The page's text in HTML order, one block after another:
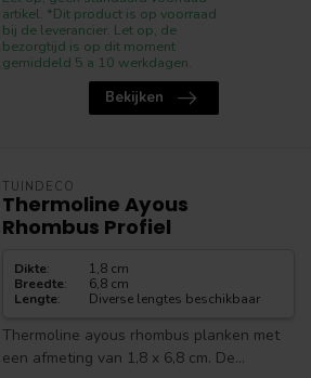
artikel. *Dit product is op voorraad
bij de leverancier. Let op, de
bezorgtijd is op dit moment
gemiddeld 5 a 10 werkdagen.
Bekijken
TUINDECO
Thermoline Ayous
Rhombus Profiel
Dikte:
1,8 cm
Breedte:
6,8 cm
Lengte: Diverse lengtes beschikbaar
Thermoline ayous rhombus planken met
een afmeting van 1,8 x 6,8 cm. De...